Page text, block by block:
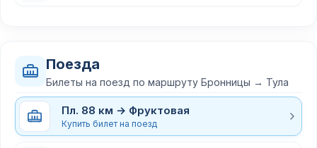
Поезда
Билеты на поезд по маршруту Бронницы → Тула
Пл. 88 км → Фруктовая
Купить билет на поезд